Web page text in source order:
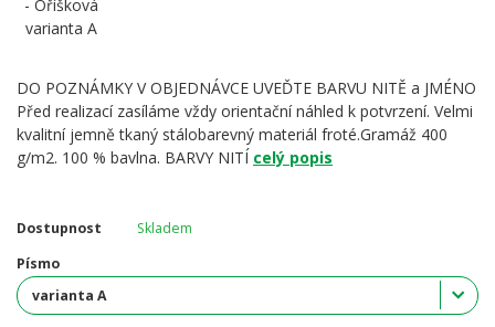
DO POZNÁMKY V OBJEDNÁVCE UVEĎTE BARVU NITĚ a JMÉNO
Před realizací zasíláme vždy orientační náhled k potvrzení. Velmi
kvalitní jemně tkaný stálobarevný materiál froté.Gramáž 400
g/m2. 100 % bavlna. BARVY NITÍ celý popis
Dostupnost
Skladem
Písmo